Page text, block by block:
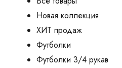
Новая коллекция
ХИТ продаж
Футболки
Футболки 3/4 рукав